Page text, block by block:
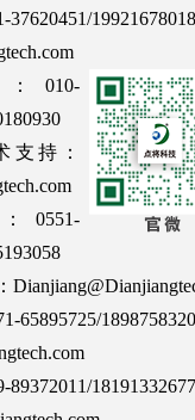
37620451/
010-
：
0551-
65895725/
89372011/